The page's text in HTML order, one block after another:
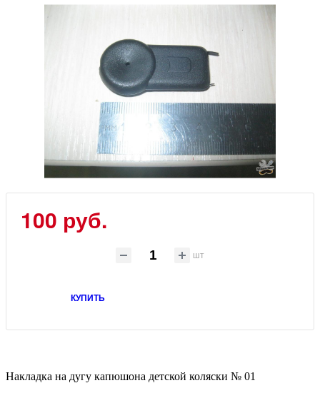
100 руб.
шт
КУПИТЬ
Накладка на дугу капюшона детской коляски № 01